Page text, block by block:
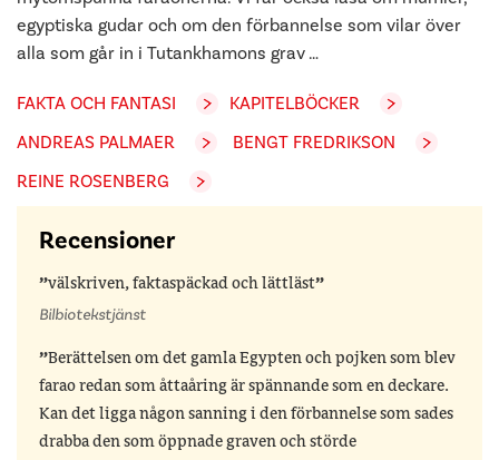
egyptiska gudar och om den förbannelse som vilar över
alla som går in i Tutankhamons grav …
FAKTA OCH FANTASI
KAPITELBÖCKER
ANDREAS PALMAER
BENGT FREDRIKSON
REINE ROSENBERG
Recensioner
välskriven, faktaspäckad och lättläst
Bilbiotekstjänst
Berättelsen om det gamla Egypten och pojken som blev
farao redan som åttaåring är spännande som en deckare.
Kan det ligga någon sanning i den förbannelse som sades
drabba den som öppnade graven och störde